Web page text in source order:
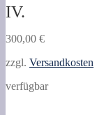
IV.
300,00 €
zzgl. Versandkosten
verfügbar